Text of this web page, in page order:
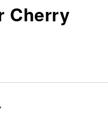
Cherry